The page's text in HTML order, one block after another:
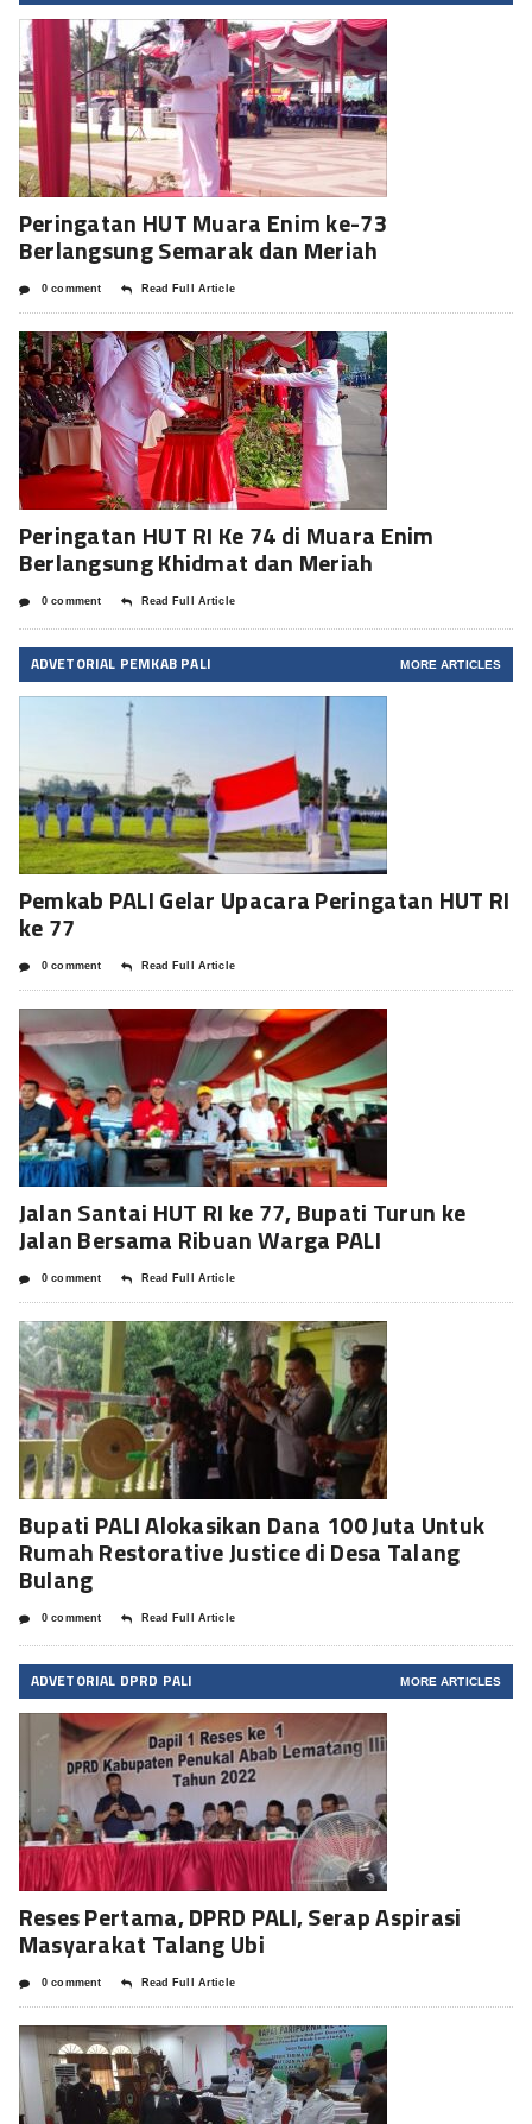
Peringatan HUT Muara Enim ke-73
Berlangsung Semarak dan Meriah
0 comment Read Full Article
Peringatan HUT RI Ke 74 di Muara Enim
Berlangsung Khidmat dan Meriah
0 comment Read Full Article
ADVETORIAL PEMKAB PALI MORE ARTICLES
Pemkab PALI Gelar Upacara Peringatan HUT RI
ke 77
0 comment Read Full Article
Jalan Santai HUT RI ke 77, Bupati Turun ke
Jalan Bersama Ribuan Warga PALI
0 comment Read Full Article
Bupati PALI Alokasikan Dana 100 Juta Untuk
Rumah Restorative Justice di Desa Talang
Bulang
0 comment Read Full Article
ADVETORIAL DPRD PALI MORE ARTICLES
Reses Pertama, DPRD PALI, Serap Aspirasi
Masyarakat Talang Ubi
0 comment Read Full Article